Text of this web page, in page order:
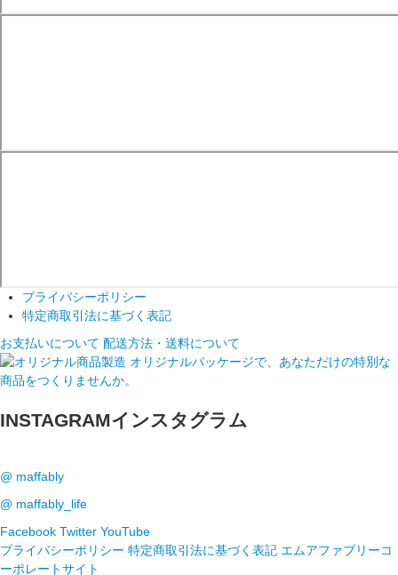
プライバシーポリシー
特定商取引法に基づく表記
お支払いについて 配送方法・送料について
INSTAGRAMインスタグラム
@ maffably
@ maffably_life
Facebook Twitter YouTube
プライバシーポリシー 特定商取引法に基づく表記 エムアファブリーコ
ーポレートサイト